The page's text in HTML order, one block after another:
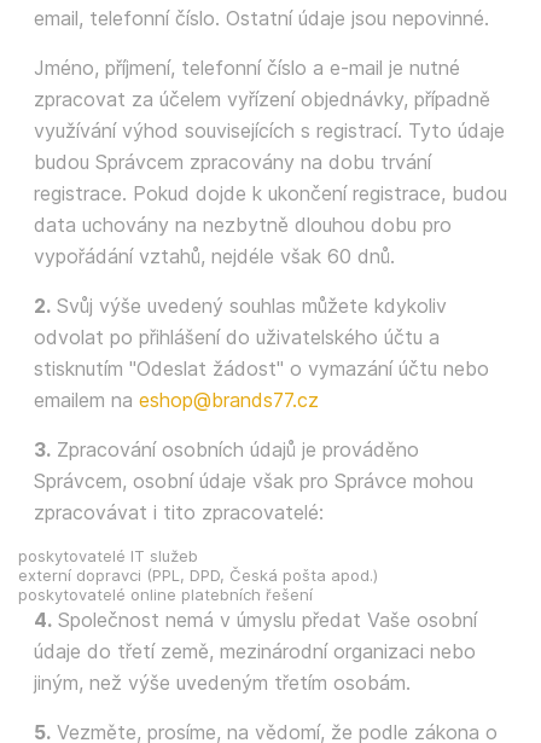
email, telefonní číslo. Ostatní údaje jsou nepovinné.
Jméno, příjmení, telefonní číslo a e-mail je nutné
zpracovat za účelem vyřízení objednávky, případně
využívání výhod souvisejících s registrací. Tyto údaje
budou Správcem zpracovány na dobu trvání
registrace. Pokud dojde k ukončení registrace, budou
data uchovány na nezbytně dlouhou dobu pro
vypořádání vztahů, nejdéle však 60 dnů.
2.Svůj výše uvedený souhlas můžete kdykoliv
odvolat po přihlášení do uživatelského účtu a
stisknutím "Odeslat žádost" o vymazání účtu nebo
emailem na eshop@brands77.cz
3.Zpracování osobních údajů je prováděno
Správcem, osobní údaje však pro Správce mohou
zpracovávat i tito zpracovatelé:
poskytovatelé IT služeb
externí dopravci (PPL, DPD, Česká pošta apod.)
poskytovatelé online platebních řešení
4.Společnost nemá v úmyslu předat Vaše osobní
údaje do třetí země, mezinárodní organizaci nebo
jiným, než výše uvedeným třetím osobám.
5.Vezměte, prosíme, na vědomí, že podle zákona o